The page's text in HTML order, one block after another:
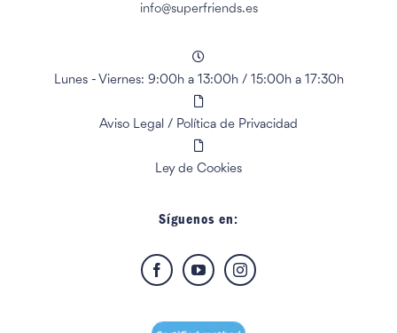
info@superfriends.es
Lunes - Viernes: 9:00h a 13:00h / 15:00h a 17:30h
Aviso Legal / Política de Privacidad
Ley de Cookies
Síguenos en: